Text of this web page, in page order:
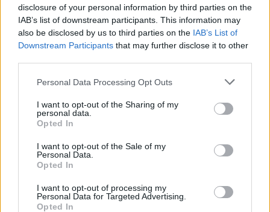
disclosure of your personal information by third parties on the
IAB’s list of downstream participants. This information may
also be disclosed by us to third parties on the IAB’s List of
Downstream Participants that may further disclose it to other
Please note that this website/app uses one or more Google
not limited to your visit or usage behaviour. You may click to
grant or deny consent to Google and its third-party tags to
use your data for below specified purposes in below Google
consent section.
Personal Data Processing Opt Outs
I want to opt-out of the Sharing of my
personal data.
Opted In
I want to opt-out of the Sale of my
Personal Data.
Opted In
I want to opt-out of processing my
Personal Data for Targeted Advertising.
Opted In
“Pirmoreizi ko tādu
redzu.” Pircēji sajūsmā par
veikalā novēroto
jaunieviesumu